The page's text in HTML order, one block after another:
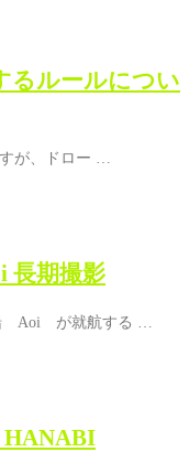
るルールについ
が、ドロー …
長期撮影
Aoi が就航する …
HANABI